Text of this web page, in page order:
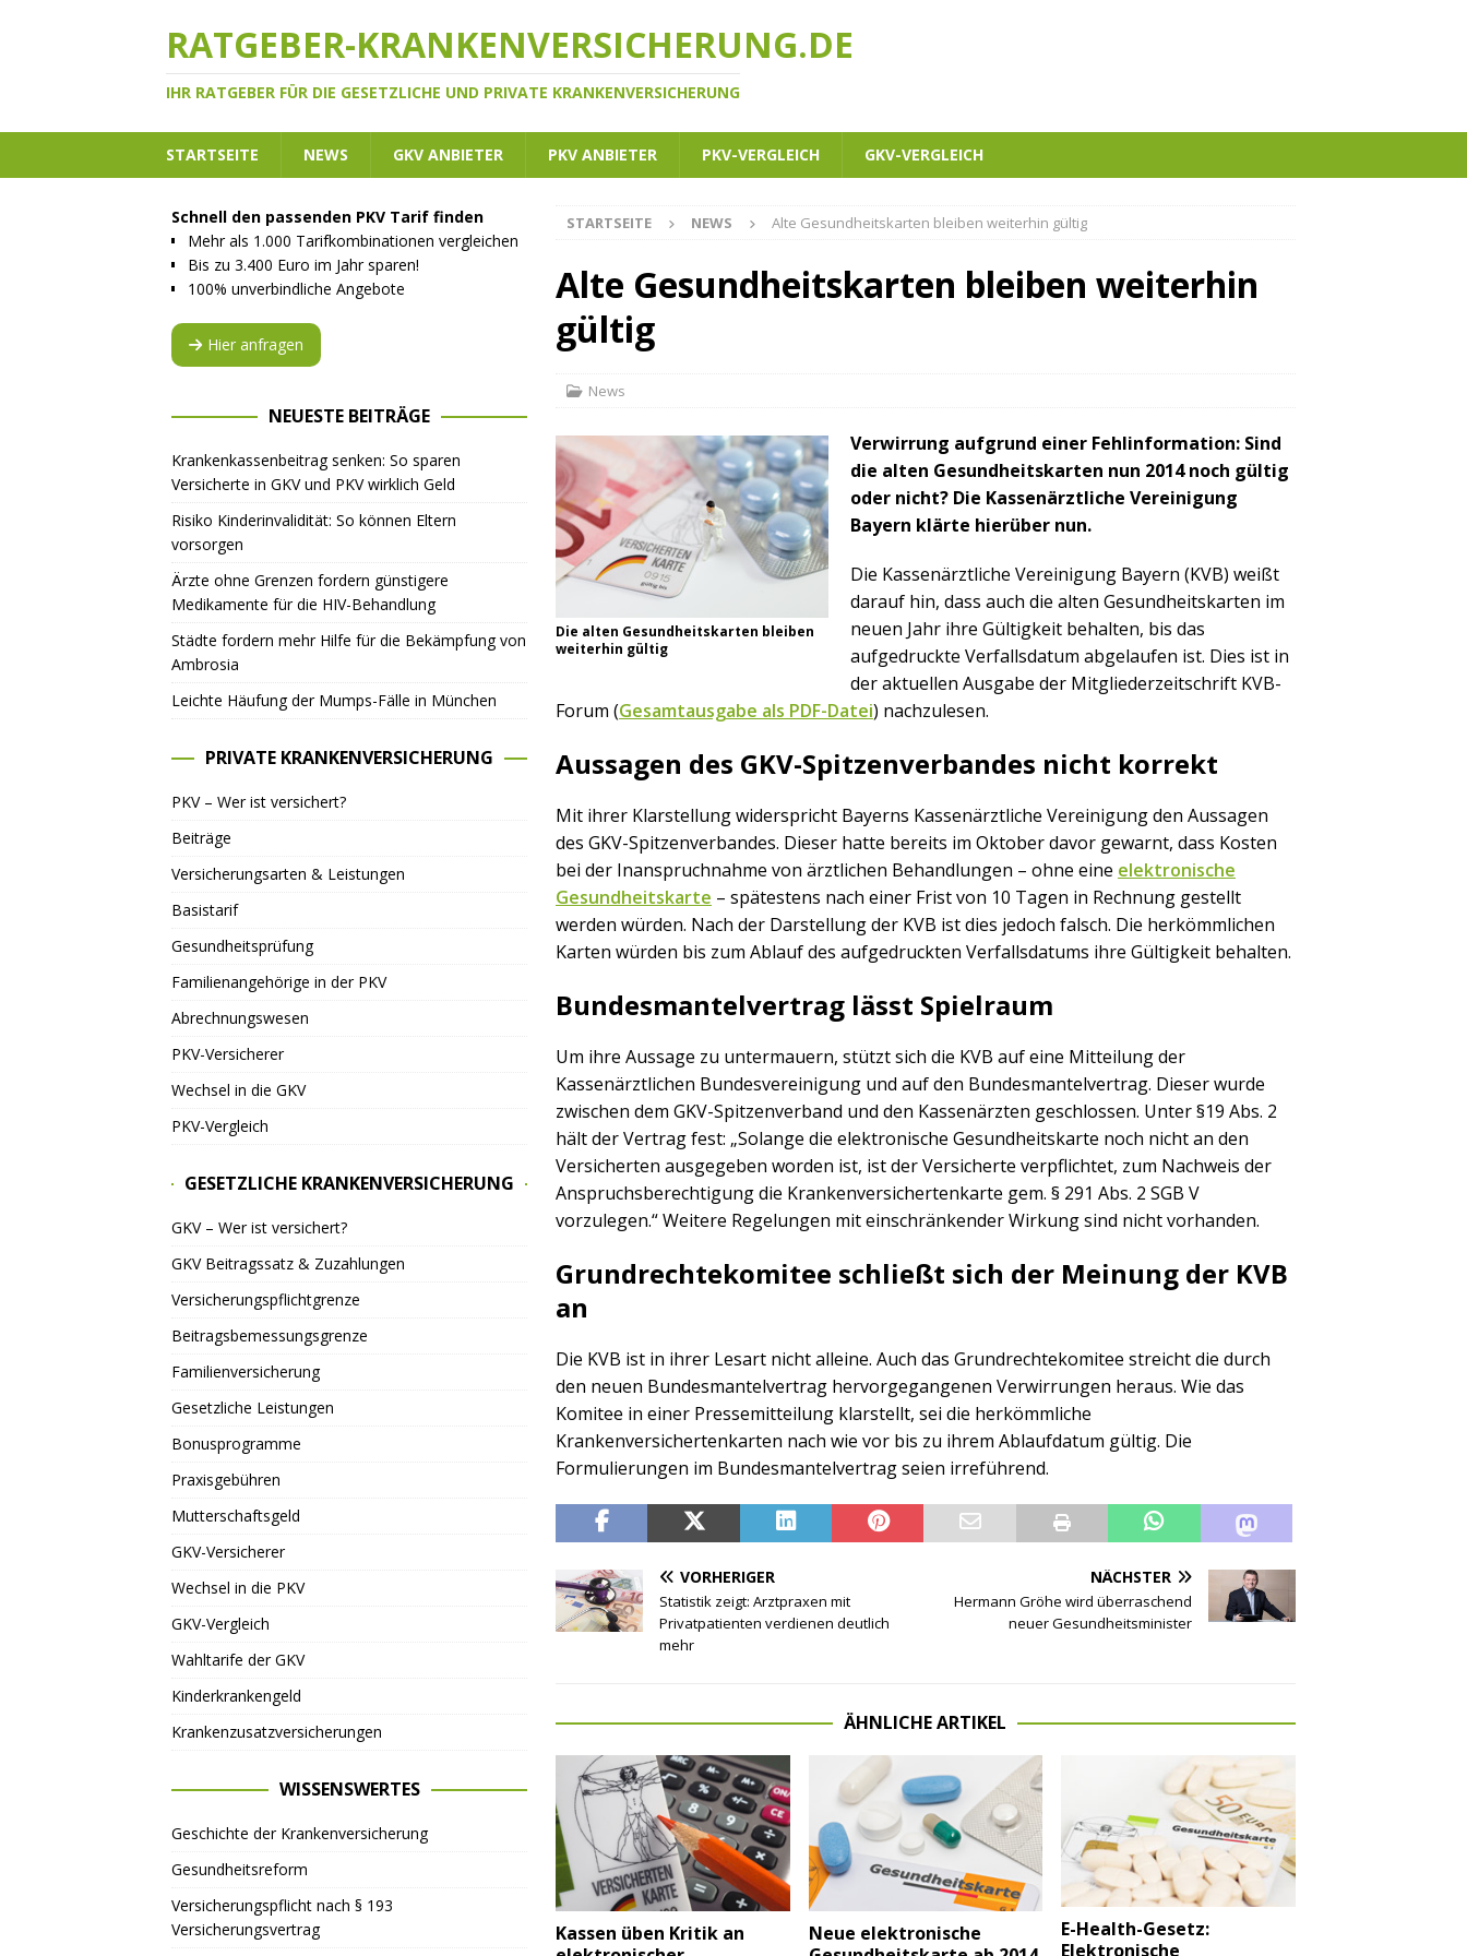
RATGEBER-KRANKENVERSICHERUNG.DE
IHR RATGEBER FÜR DIE GESETZLICHE UND PRIVATE KRANKENVERSICHERUNG
STARTSEITE NEWS GKV ANBIETER PKV ANBIETER PKV-VERGLEICH GKV-VERGLEICH
STARTSEITE NEWS Alte Gesundheitskarten bleiben weiterhin gültig
Alte Gesundheitskarten bleiben weiterhin
gültig
News
Die alten Gesundheitskarten bleiben
weiterhin gültig
Verwirrung aufgrund einer Fehlinformation: Sind
die alten Gesundheitskarten nun 2014 noch gültig
oder nicht? Die Kassenärztliche Vereinigung
Bayern klärte hierüber nun.
Die Kassenärztliche Vereinigung Bayern (KVB) weißt
darauf hin, dass auch die alten Gesundheitskarten im
neuen Jahr ihre Gültigkeit behalten, bis das
aufgedruckte Verfallsdatum abgelaufen ist. Dies ist in
der aktuellen Ausgabe der Mitgliederzeitschrift KVB-
Forum (Gesamtausgabe als PDF-Datei) nachzulesen.
Aussagen des GKV-Spitzenverbandes nicht korrekt
Mit ihrer Klarstellung widerspricht Bayerns Kassenärztliche Vereinigung den Aussagen
des GKV-Spitzenverbandes. Dieser hatte bereits im Oktober davor gewarnt, dass Kosten
bei der Inanspruchnahme von ärztlichen Behandlungen – ohne eine elektronische
Gesundheitskarte – spätestens nach einer Frist von 10 Tagen in Rechnung gestellt
werden würden. Nach der Darstellung der KVB ist dies jedoch falsch. Die herkömmlichen
Karten würden bis zum Ablauf des aufgedruckten Verfallsdatums ihre Gültigkeit behalten.
Bundesmantelvertrag lässt Spielraum
Um ihre Aussage zu untermauern, stützt sich die KVB auf eine Mitteilung der
Kassenärztlichen Bundesvereinigung und auf den Bundesmantelvertrag. Dieser wurde
zwischen dem GKV-Spitzenverband und den Kassenärzten geschlossen. Unter §19 Abs. 2
hält der Vertrag fest: „Solange die elektronische Gesundheitskarte noch nicht an den
Versicherten ausgegeben worden ist, ist der Versicherte verpflichtet, zum Nachweis der
Anspruchsberechtigung die Krankenversichertenkarte gem. § 291 Abs. 2 SGB V
vorzulegen.“ Weitere Regelungen mit einschränkender Wirkung sind nicht vorhanden.
Grundrechtekomitee schließt sich der Meinung der KVB
an
Die KVB ist in ihrer Lesart nicht alleine. Auch das Grundrechtekomitee streicht die durch
den neuen Bundesmantelvertrag hervorgegangenen Verwirrungen heraus. Wie das
Komitee in einer Pressemitteilung klarstellt, sei die herkömmliche
Krankenversichertenkarten nach wie vor bis zu ihrem Ablaufdatum gültig. Die
Formulierungen im Bundesmantelvertrag seien irreführend.
VORHERIGER
Statistik zeigt: Arztpraxen mit
Privatpatienten verdienen deutlich
mehr
NÄCHSTER
Hermann Gröhe wird überraschend
neuer Gesundheitsminister
ÄHNLICHE ARTIKEL
Kassen üben Kritik an
Neue elektronische
E-Health-Gesetz:
Elektronische
Schnell den passenden PKV Tarif finden
Mehr als 1.000 Tarifkombinationen vergleichen
Bis zu 3.400 Euro im Jahr sparen!
100% unverbindliche Angebote
Hier anfragen
NEUESTE BEITRÄGE
Krankenkassenbeitrag senken: So sparen
Versicherte in GKV und PKV wirklich Geld
Risiko Kinderinvalidität: So können Eltern
vorsorgen
Ärzte ohne Grenzen fordern günstigere
Medikamente für die HIV-Behandlung
Städte fordern mehr Hilfe für die Bekämpfung von
Ambrosia
Leichte Häufung der Mumps-Fälle in München
PRIVATE KRANKENVERSICHERUNG
PKV – Wer ist versichert?
Beiträge
Versicherungsarten & Leistungen
Basistarif
Gesundheitsprüfung
Familienangehörige in der PKV
Abrechnungswesen
PKV-Versicherer
Wechsel in die GKV
PKV-Vergleich
GESETZLICHE KRANKENVERSICHERUNG
GKV – Wer ist versichert?
GKV Beitragssatz & Zuzahlungen
Versicherungspflichtgrenze
Beitragsbemessungsgrenze
Familienversicherung
Gesetzliche Leistungen
Bonusprogramme
Praxisgebühren
Mutterschaftsgeld
GKV-Versicherer
Wechsel in die PKV
GKV-Vergleich
Wahltarife der GKV
Kinderkrankengeld
Krankenzusatzversicherungen
WISSENSWERTES
Geschichte der Krankenversicherung
Gesundheitsreform
Versicherungspflicht nach § 193
Versicherungsvertrag